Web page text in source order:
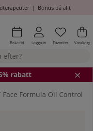
| Bonus på allt
Boka tid Logga in Antal i
.
Favoriter .
Varukorg
rabatt
Face Formula Oil Control